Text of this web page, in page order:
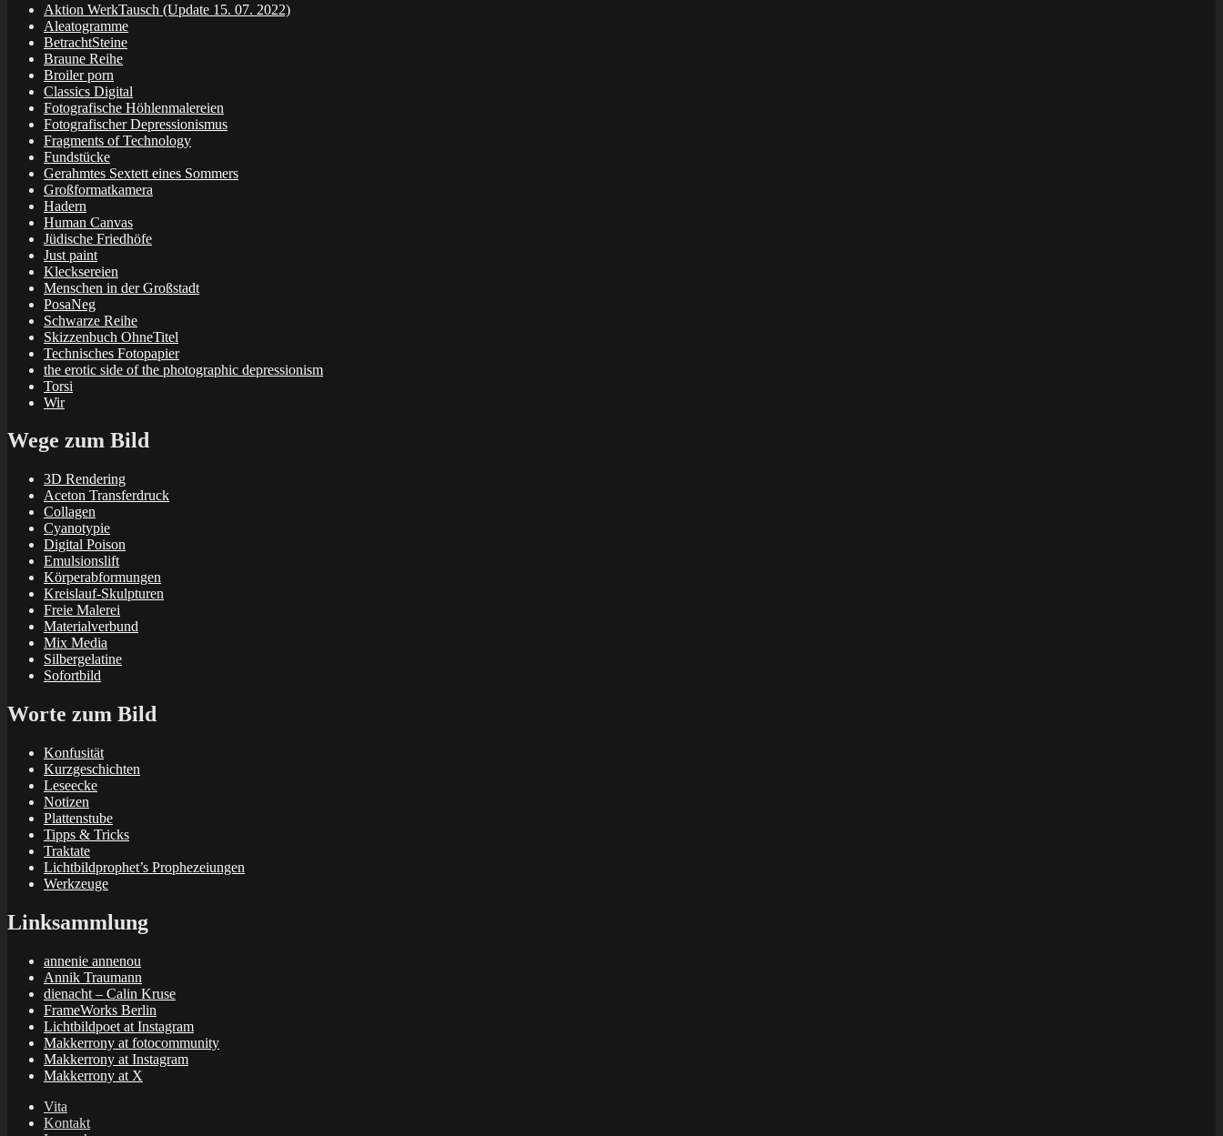
Aktion WerkTausch (Update 15. 07. 2022)
Aleatogramme
BetrachtSteine
Braune Reihe
Broiler porn
Classics Digital
Fotografische Höhlenmalereien
Fotografischer Depressionismus
Fragments of Technology
Fundstücke
Gerahmtes Sextett eines Sommers
Großformatkamera
Hadern
Human Canvas
Jüdische Friedhöfe
Just paint
Klecksereien
Menschen in der Großstadt
PosaNeg
Schwarze Reihe
Skizzenbuch OhneTitel
Technisches Fotopapier
the erotic side of the photographic depressionism
Torsi
Wir
Wege zum Bild
3D Rendering
Aceton Transferdruck
Collagen
Cyanotypie
Digital Poison
Emulsionslift
Körperabformungen
Kreislauf-Skulpturen
Freie Malerei
Materialverbund
Mix Media
Silbergelatine
Sofortbild
Worte zum Bild
Konfusität
Kurzgeschichten
Leseecke
Notizen
Plattenstube
Tipps & Tricks
Traktate
Lichtbildprophet’s Prophezeiungen
Werkzeuge
Linksammlung
annenie annenou
Annik Traumann
dienacht – Calin Kruse
FrameWorks Berlin
Lichtbildpoet at Instagram
Makkerrony at fotocommunity
Makkerrony at Instagram
Makkerrony at X
Vita
Kontakt